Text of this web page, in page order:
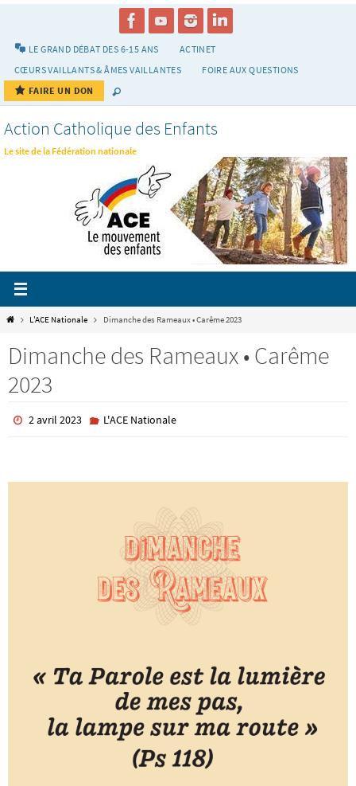
LE GRAND DÉBAT DES 6-15 ANS
ACTINET
CŒURS VAILLANTS & ÂMES VAILLANTES
FOIRE AUX QUESTIONS
FAIRE UN DON
Action Catholique des Enfants
Le site de la Fédération nationale
HomeL'ACE Nationale Dimanche des Rameaux • Carême 2023
Dimanche des Rameaux • Carême
2023
2 avril 2023 L'ACE Nationale